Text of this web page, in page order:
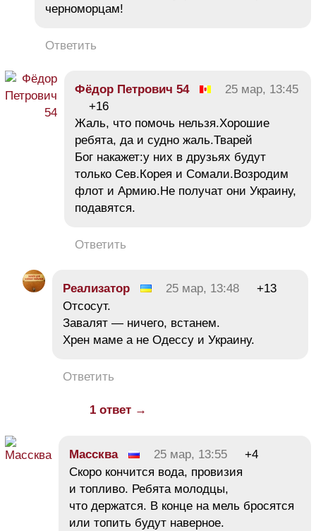
черноморцам!
Ответить
Фёдор Петрович 54
25 мар, 13:45
+16
Жаль, что помочь нельзя.Хорошие
ребята, да и судно жаль.Тварей
Бог накажет:у них в друзьях будут
только Сев.Корея и Сомали.Возродим
флот и Армию.Не получат они Украину,
подавятся.
Ответить
Реализатор 25 мар, 13:48
+13
Отсосут.
Завалят — ничего, встанем.
Хрен маме а не Одессу и Украину.
Ответить
1 ответ →
Массква 25 мар, 13:55
+4
Скоро кончится вода, провизия
и топливо. Ребята молодцы,
что держатся. В конце на мель бросятся
или топить будут наверное.